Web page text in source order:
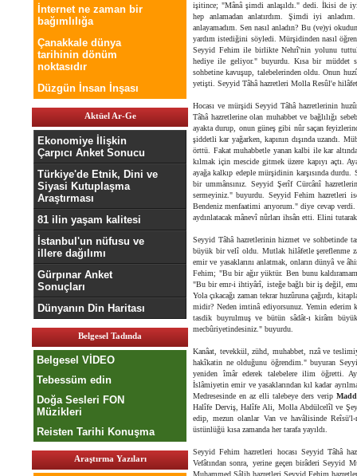
İnternet ne zaman bir
bağımlılığa
Çanakkale dünya
tarihinin dönüm
noktasıdır
Düzgün İnsan İnşası
Aktüel Ar-Ge
Ekonomiye İlişkin
Çarpıcı Anket Sonucu
Türkiye'de Etnik, Dini ve
Siyasi Kutuplaşma
Araştırması
81 ilin yaşam kalitesi
İstanbul'un nüfusu ve
illere dağılımı
Gürpınar Anket
Sonuçları
Dünyanın Din Haritası
Belgesel Tadında
Belgesel VİDEO
Tebessüm edin
Doğa Sesleri FON
Müzikleri
Reisten Tarihi Konuşma
Araştırma Yazıları
işitince; "Mânâ şimdi anlaşıldı." dedi. İkisi de
hep anlamadan anlatırdım. Şimdi iyi
anlayamadım. Sen nasıl anladın? Bu (ve)yi
yardım istediğini söyledi. Mürşidinden nasıl
Seyyid Fehim ile birlikte Nehrî'nin yolunu
hediye ile geliyor." buyurdu. Kısa bir müddet
sohbetine kavuşup, talebelerinden oldu. Onun
yetişti. Seyyid Tâhâ hazretleri Molla Resûl'e
Hocası ve mürşidi Seyyid Tâhâ hazretlerinin
Tâhâ hazretlerine olan muhabbet ve bağlılığı
ayakta durup, onun güneş gibi nûr saçan
şiddetli kar yağarken, kapının dışında uzandı.
örttü. Fakat muhabbetle yanan kalbi ile kar
kılmak için mescide gitmek üzere kapıyı açtı.
ayağa kalkıp edeple mürşidinin karşısında
bir ummânsınız. Seyyid Şerîf Cürcânî
sermeyiniz." buyurdu. Seyyid Fehim hazretleri
Bendeniz menfaatimi arıyorum." diye cevap
aydınlatacak mânevî nûrları ihsân etti. Elini
Seyyid Tâhâ hazretlerinin hizmet ve sohbetinde
büyük bir velî oldu. Mutlak hilâfetle şereflenme
emir ve yasaklarını anlatmak, onların dünyâ ve
Fehim; "Bu bir ağır yüktür. Ben bunu
"Bu bir emr-i ihtiyârî, isteğe bağlı bir iş değil,
Yola çıkacağı zaman tekrar huzûruna çağırdı,
midir? Neden imtinâ ediyorsunuz. Yemin ederim
tasdik buyrulmuş ve bütün sâdât-ı kirâm
mecbûriyetindesiniz." buyurdu.
Kanâat, tevekkül, zühd, muhabbet, rızâ ve
hakîkatin ne olduğunu öğrendim." buyuran
yeniden îmâr ederek talebelere ilim öğretti.
İslâmiyetin emir ve yasaklarından kıl kadar
Medresesinde en az elli talebeye ders verip
Halîfe Derviş, Halîfe Ali, Molla Abdülcelîl ve
edip, mezun olanlar Van ve havâlisinde
üstünlüğü kısa zamanda her tarafa yayıldı.
Seyyid Fehim hazretleri hocası Seyyid Tâhâ
Vefâtından sonra, yerine geçen birâderi Seyyid
Muhammed Sâlih hazretleri Seyyid Fehim